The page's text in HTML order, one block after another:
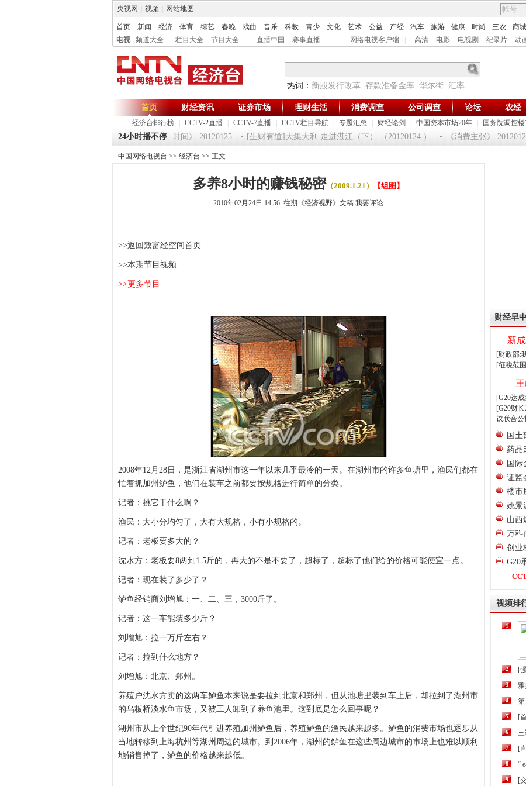
央视网 视频 网站地图
首页 新闻 经济 体育 综艺 春晚 戏曲 音乐 科教 青少 文化 艺术 公益 产经 汽车 旅游 健康 时尚 三农 商城
电视
频道大全 栏目大全 节目大全 直播中国 赛事直播 网络电视客户端 高清 电影 电视剧 纪录片 动
热词： 新股发行改革 存款准备金率 华尔街 汇率
首页
经济台排行榜 CCTV-2直播 CCTV-7直播 CCTV栏目导航 专题汇总 财经论剑 中国资本市场20年 国务院调控
财经资讯 证券市场 理财生活 消费调查 公司调查 论坛 农经
24小时播不停
20120125 祝福2012-超级魔术师 5 《第一时间》 20120125 [生财有道]大集大利 走进湛江（下） （20120124 ） 《消费主张》
中国网络电视台 >> 经济台 >> 正文
多养8小时的赚钱秘密（2009.1.21） 【组图】
2010年02月24日 14:56 往期《经济视野》文稿 我要评论
>>返回致富经空间首页
>>本期节目视频
>>更多节目
2008年12月28日，是浙江省湖州市这一年以来几乎最冷的一天。在湖州市的许多鱼塘里，渔民们都在
忙着抓加州鲈鱼，他们在装车之前都要按规格进行简单的分类。
记者：挑它干什么啊？
渔民：大小分均匀了，大有大规格，小有小规格的。
记者：老板要多大的？
沈水方：老板要8两到1.5斤的，再大的不是不要了，超标了，超标了他们给的价格可能便宜一点。
记者：现在装了多少了？
鲈鱼经销商刘增旭：一、二、三，3000斤了。
记者：这一车能装多少斤？
刘增旭：拉一万斤左右？
记者：拉到什么地方？
刘增旭：北京、郑州。
养殖户沈水方卖的这两车鲈鱼本来说是要拉到北京和郑州，但从池塘里装到车上后，却拉到了湖州市
的乌板桥淡水鱼市场，又被工人卸到了养鱼池里。这到底是怎么回事呢？
湖州市从上个世纪90年代引进养殖加州鲈鱼后，养殖鲈鱼的渔民越来越多。鲈鱼的消费市场也逐步从
当地转移到上海杭州等湖州周边的城市。到2006年，湖州的鲈鱼在这些周边城市的市场上也难以顺利
地销售掉了，鲈鱼的价格越来越低。
财经早
新
[财政部:
[征税范
[G20达
[G20财
议联合公
国
药品
国
证监
楼市
姚景
山西
万科
创业
G20
视频排
1
2 [
3
4 第
5 [
6 三
7 [
8 “
9 [